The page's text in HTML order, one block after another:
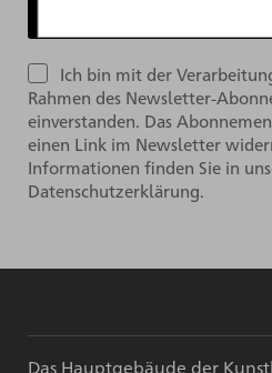
Ich bin mit der
Rahmen des Newsletter-
einverstanden. Das
einen Link im Newsletter
Informationen finden Sie in
Datenschutzerklärung.
Das Hauptgebäude der